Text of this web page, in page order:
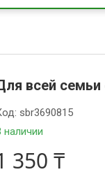
всей семьи
наличии
sbr3690815
350 ₸